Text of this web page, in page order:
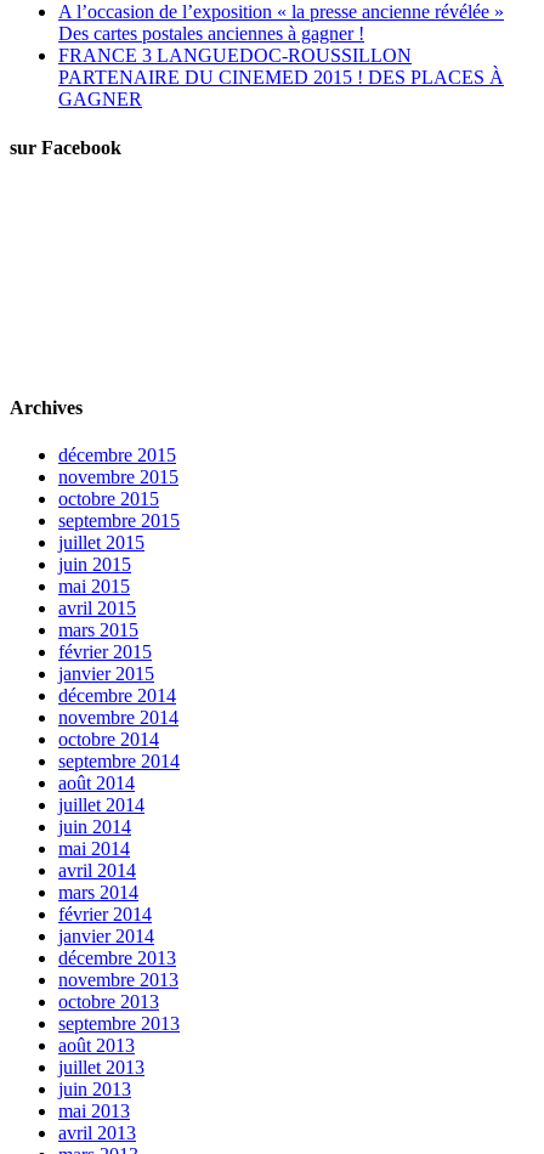
A l’occasion de l’exposition « la presse ancienne révélée »
Des cartes postales anciennes à gagner !
FRANCE 3 LANGUEDOC-ROUSSILLON
PARTENAIRE DU CINEMED 2015 ! DES PLACES À
GAGNER
sur Facebook
Archives
décembre 2015
novembre 2015
octobre 2015
septembre 2015
juillet 2015
juin 2015
mai 2015
avril 2015
mars 2015
février 2015
janvier 2015
décembre 2014
novembre 2014
octobre 2014
septembre 2014
août 2014
juillet 2014
juin 2014
mai 2014
avril 2014
mars 2014
février 2014
janvier 2014
décembre 2013
novembre 2013
octobre 2013
septembre 2013
août 2013
juillet 2013
juin 2013
mai 2013
avril 2013